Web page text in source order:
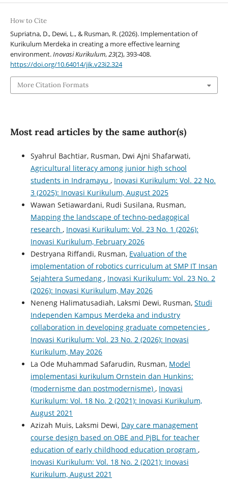
How to Cite
Supriatna, D., Dewi, L., & Rusman, R. (2026). Implementation of
Kurikulum Merdeka in creating a more effective learning
environment.Inovasi Kurikulum,23(2), 393-408.
https://doi.org/10.64014/jik.v23i2.324
More Citation Formats
Most read articles by the same author(s)
Syahrul Bachtiar, Rusman, Dwi Ajni Shafarwati,
Agricultural literacy among junior high school
students in Indramayu , Inovasi Kurikulum: Vol. 22 No.
3 (2025): Inovasi Kurikulum, August 2025
Wawan Setiawardani, Rudi Susilana, Rusman,
Mapping the landscape of techno-pedagogical
research , Inovasi Kurikulum: Vol. 23 No. 1 (2026):
Inovasi Kurikulum, February 2026
Destryana Riffandi, Rusman, Evaluation of the
implementation of robotics curriculum at SMP IT Insan
Sejahtera Sumedang , Inovasi Kurikulum: Vol. 23 No. 2
(2026): Inovasi Kurikulum, May 2026
Neneng Halimatusadiah, Laksmi Dewi, Rusman, Studi
Independen Kampus Merdeka and industry
collaboration in developing graduate competencies ,
Inovasi Kurikulum: Vol. 23 No. 2 (2026): Inovasi
Kurikulum, May 2026
La Ode Muhammad Safarudin, Rusman, Model
implementasi kurikulum Ornstein dan Hunkins:
(modernisme dan postmodernisme) , Inovasi
Kurikulum: Vol. 18 No. 2 (2021): Inovasi Kurikulum,
August 2021
Azizah Muis, Laksmi Dewi, Day care management
course design based on OBE and PjBL for teacher
education of early childhood education program ,
Inovasi Kurikulum: Vol. 18 No. 2 (2021): Inovasi
Kurikulum, August 2021